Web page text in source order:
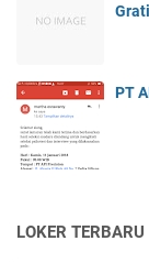
PT
LOKER TERBARU